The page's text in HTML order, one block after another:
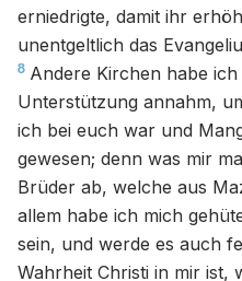
erniedrigte, damit ihr
unentgeltlich das
8 Andere Kirchen habe
Unterstützung annahm,
ich bei euch war und
gewesen; denn was mir
Brüder ab, welche aus
allem habe ich mich
sein, und werde es auch
Wahrheit Christi in mir ist,